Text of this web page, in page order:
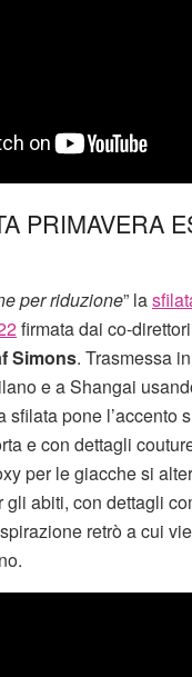
PRIMAVERA
per riduzione” la
firmata dai co-
Simons. Trasmessa in
e a Shangai
sfilata pone l’accento
e con dettagli
per le giacche si
abiti, con dettagli
retrò a cui